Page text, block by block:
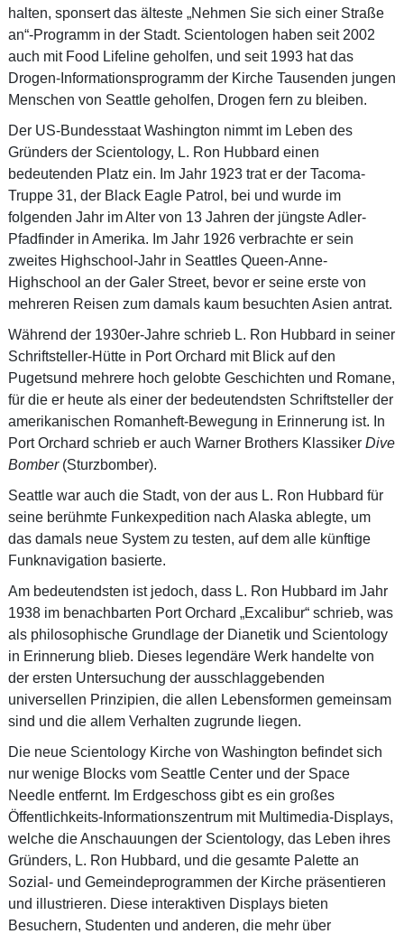
halten, sponsert das älteste „Nehmen Sie sich einer Straße
an“-Programm in der Stadt. Scientologen haben seit 2002
auch mit Food Lifeline geholfen, und seit 1993 hat das
Drogen-Informationsprogramm der Kirche Tausenden jungen
Menschen von Seattle geholfen, Drogen fern zu bleiben.
Der US-Bundesstaat Washington nimmt im Leben des
Gründers der Scientology, L. Ron Hubbard einen
bedeutenden Platz ein. Im Jahr 1923 trat er der Tacoma-
Truppe 31, der Black Eagle Patrol, bei und wurde im
folgenden Jahr im Alter von 13 Jahren der jüngste Adler-
Pfadfinder in Amerika. Im Jahr 1926 verbrachte er sein
zweites Highschool-Jahr in Seattles Queen-Anne-
Highschool an der Galer Street, bevor er seine erste von
mehreren Reisen zum damals kaum besuchten Asien antrat.
Während der 1930er-Jahre schrieb L. Ron Hubbard in seiner
Schriftsteller-Hütte in Port Orchard mit Blick auf den
Pugetsund mehrere hoch gelobte Geschichten und Romane,
für die er heute als einer der bedeutendsten Schriftsteller der
amerikanischen Romanheft-Bewegung in Erinnerung ist. In
Port Orchard schrieb er auch Warner Brothers Klassiker Dive
Bomber(Sturzbomber).
Seattle war auch die Stadt, von der aus L. Ron Hubbard für
seine berühmte Funkexpedition nach Alaska ablegte, um
das damals neue System zu testen, auf dem alle künftige
Funknavigation basierte.
Am bedeutendsten ist jedoch, dass L. Ron Hubbard im Jahr
1938 im benachbarten Port Orchard „Excalibur“ schrieb, was
als philosophische Grundlage der Dianetik und Scientology
in Erinnerung blieb. Dieses legendäre Werk handelte von
der ersten Untersuchung der ausschlaggebenden
universellen Prinzipien, die allen Lebensformen gemeinsam
sind und die allem Verhalten zugrunde liegen.
Die neue Scientology Kirche von Washington befindet sich
nur wenige Blocks vom Seattle Center und der Space
Needle entfernt. Im Erdgeschoss gibt es ein großes
Öffentlichkeits-Informationszentrum mit Multimedia-Displays,
welche die Anschauungen der Scientology, das Leben ihres
Gründers, L. Ron Hubbard, und die gesamte Palette an
Sozial- und Gemeindeprogrammen der Kirche präsentieren
und illustrieren. Diese interaktiven Displays bieten
Besuchern, Studenten und anderen, die mehr über